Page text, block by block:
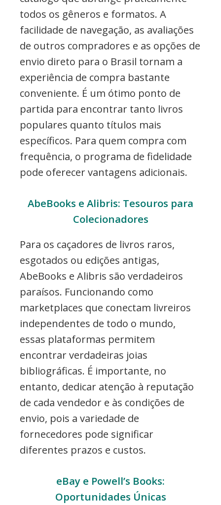
todos os gêneros e formatos. A
facilidade de navegação, as avaliações
de outros compradores e as opções de
envio direto para o Brasil tornam a
experiência de compra bastante
conveniente. É um ótimo ponto de
partida para encontrar tanto livros
populares quanto títulos mais
específicos. Para quem compra com
frequência, o programa de fidelidade
pode oferecer vantagens adicionais.
AbeBooks e Alibris: Tesouros para
Colecionadores
Para os caçadores de livros raros,
esgotados ou edições antigas,
AbeBooks e Alibris são verdadeiros
paraísos. Funcionando como
marketplaces que conectam livreiros
independentes de todo o mundo,
essas plataformas permitem
encontrar verdadeiras joias
bibliográficas. É importante, no
entanto, dedicar atenção à reputação
de cada vendedor e às condições de
envio, pois a variedade de
fornecedores pode significar
diferentes prazos e custos.
eBay e Powell’s Books:
Oportunidades Únicas